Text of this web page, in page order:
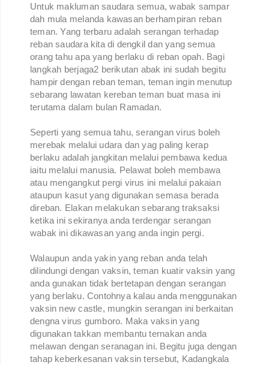
Untuk makluman saudara semua, wabak sampar
dah mula melanda kawasan berhampiran reban
teman. Yang terbaru adalah serangan terhadap
reban saudara kita di dengkil dan yang semua
orang tahu apa yang berlaku di reban opah. Bagi
langkah berjaga2 berikutan abak ini sudah begitu
hampir dengan reban teman, teman ingin menutup
sebarang lawatan kereban teman buat masa ini
terutama dalam bulan Ramadan.
Seperti yang semua tahu, serangan virus boleh
merebak melalui udara dan yag paling kerap
berlaku adalah jangkitan melalui pembawa kedua
iaitu melalui manusia. Pelawat boleh membawa
atau mengangkut pergi virus ini melalui pakaian
ataupun kasut yang digunakan semasa berada
direban. Elakan melakukan sebarang traksaksi
ketika ini sekiranya anda terdengar serangan
wabak ini dikawasan yang anda ingin pergi.
Walaupun anda yakin yang reban anda telah
dilindungi dengan vaksin, teman kuatir vaksin yang
anda gunakan tidak bertetapan dengan serangan
yang berlaku. Contohnya kalau anda menggunakan
vaksin new castle, mungkin serangan ini berkaitan
dengna virus gumboro. Maka vaksin yang
digunakan takkan membantu ternakan anda
melawan dengan seranagan ini. Begitu juga dengan
tahap keberkesanan vaksin tersebut, Kadangkala